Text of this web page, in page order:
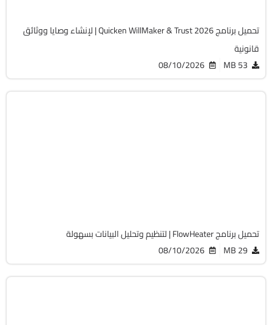
تحميل برنامج Quicken WillMaker & Trust 2026 | لإنشاء وصايا ووثائق
قانونية
53 MB
08/10/2026
تحميل برنامج FlowHeater | لتنظيم وتحليل البيانات بسهولة
29 MB
08/10/2026